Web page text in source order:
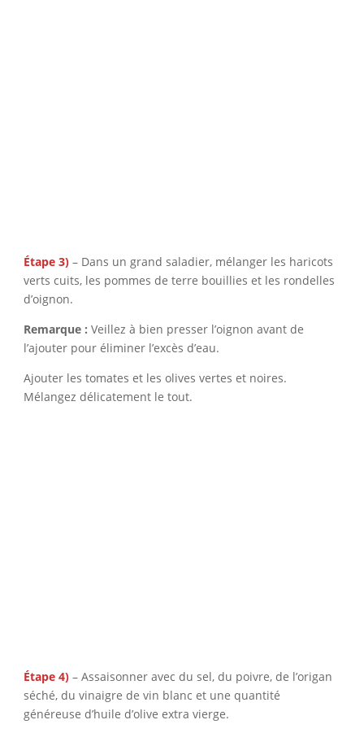
Étape 3) – Dans un grand saladier, mélanger les haricots
verts cuits, les pommes de terre bouillies et les rondelles
d’oignon.
Remarque : Veillez à bien presser l’oignon avant de
l’ajouter pour éliminer l’excès d’eau.
Ajouter les tomates et les olives vertes et noires.
Mélangez délicatement le tout.
Étape 4) – Assaisonner avec du sel, du poivre, de l’origan
séché, du vinaigre de vin blanc et une quantité
généreuse d’huile d’olive extra vierge.